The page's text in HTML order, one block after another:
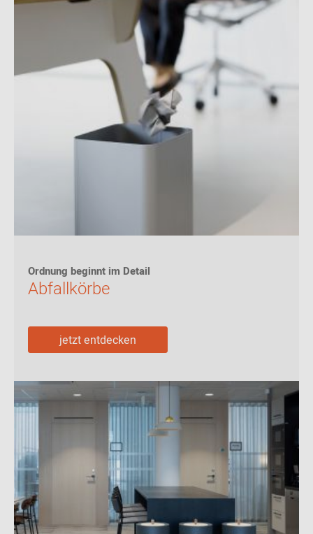
Ordnung beginnt im Detail
Abfallkörbe
jetzt entdecken